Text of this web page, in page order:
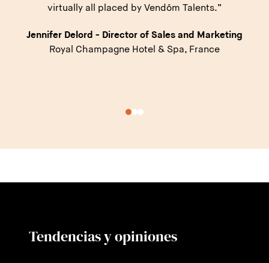
team excels as talented sourcers, recruiters, and
Melanie Munoz - Cluster Director of Food and
Tendencias y opiniones